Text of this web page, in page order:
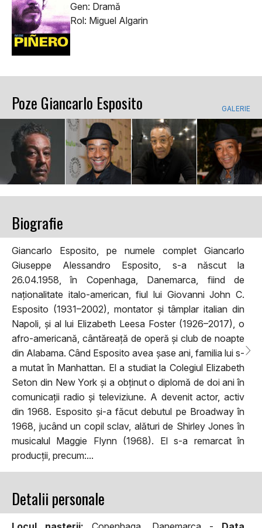
Gen: Dramă
Rol: Miguel Algarin
Poze Giancarlo Esposito GALERIE
Biografie
Giancarlo Esposito, pe numele complet Giancarlo
Giuseppe Alessandro Esposito, s-a născut la
26.04.1958, în Copenhaga, Danemarca, fiind de
naționalitate italo-american, fiul lui Giovanni John C.
Esposito (1931–2002), montator și tâmplar italian din
Napoli, și al lui Elizabeth Leesa Foster (1926–2017), o
afro-americană, cântăreață de operă și club de noapte
din Alabama. Când Esposito avea șase ani, familia lui s-
a mutat în Manhattan. El a studiat la Colegiul Elizabeth
Seton din New York și a obținut o diplomă de doi ani în
comunicații radio și televiziune. A devenit actor, activ
din 1968. Esposito și-a făcut debutul pe Broadway în
1968, jucând un copil sclav, alături de Shirley Jones în
musicalul Maggie Flynn (1968). El s-a remarcat în
producții, precum:...
Detalii personale